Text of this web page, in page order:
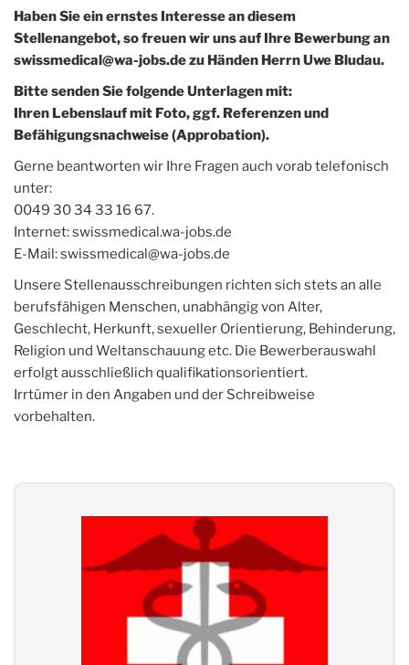
Haben Sie ein ernstes Interesse an diesem
Stellenangebot, so freuen wir uns auf Ihre Bewerbung an
swissmedical@wa-jobs.de zu Händen Herrn Uwe Bludau.
Bitte senden Sie folgende Unterlagen mit:
Ihren Lebenslauf mit Foto, ggf. Referenzen und
Befähigungsnachweise (Approbation).
Gerne beantworten wir Ihre Fragen auch vorab telefonisch
unter:
0049 30 34 33 16 67.
Internet: swissmedical.wa-jobs.de
E-Mail: swissmedical@wa-jobs.de
Unsere Stellenausschreibungen richten sich stets an alle
berufsfähigen Menschen, unabhängig von Alter,
Geschlecht, Herkunft, sexueller Orientierung, Behinderung,
Religion und Weltanschauung etc. Die Bewerberauswahl
erfolgt ausschließlich qualifikationsorientiert.
Irrtümer in den Angaben und der Schreibweise
vorbehalten.